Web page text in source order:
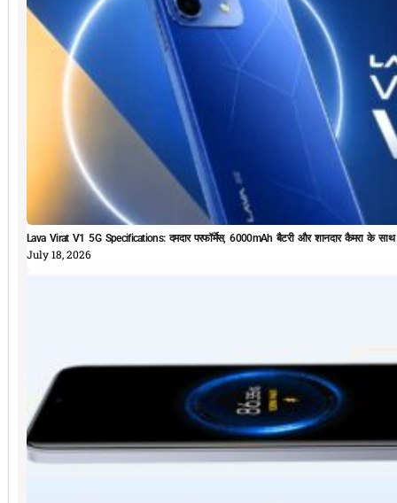
Lava Virat V1 5G Specifications: दमदार परफॉर्मेस, 6000mAh बैटरी और शानदार कैमरा के
July 18, 2026